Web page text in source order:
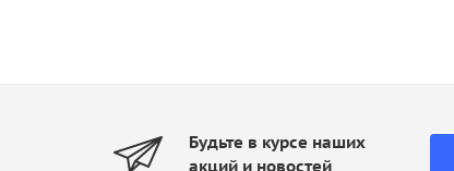
Будьте в курсе наших
акций и новостей